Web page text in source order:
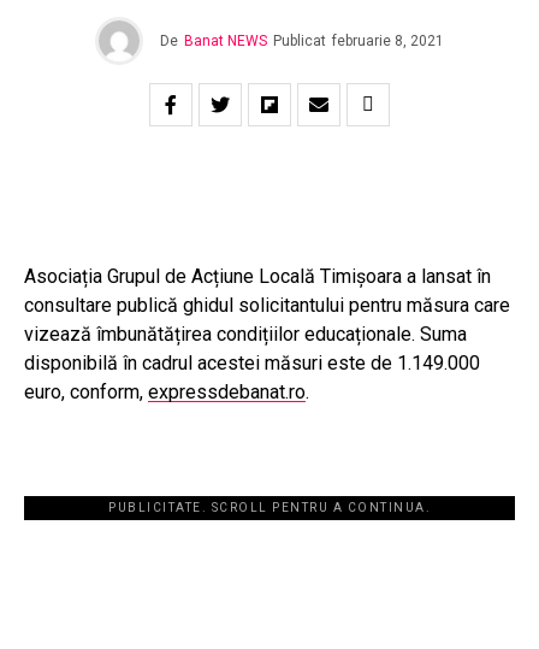
De Banat NEWS Publicat februarie 8, 2021
Asociația Grupul de Acțiune Locală Timișoara a lansat în
consultare publică ghidul solicitantului pentru măsura care
vizează îmbunătățirea condițiilor educaționale. Suma
disponibilă în cadrul acestei măsuri este de 1.149.000
euro, conform, expressdebanat.ro.
PUBLICITATE. SCROLL PENTRU A CONTINUA.